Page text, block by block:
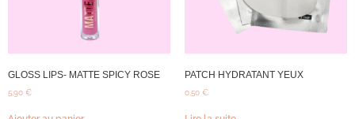
GLOSS LIPS- MATTE SPICY ROSE
5,90 €
PATCH HYDRATANT YEUX
0,50 €